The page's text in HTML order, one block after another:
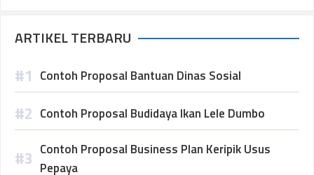
ARTIKEL TERBARU
Contoh Proposal Bantuan Dinas Sosial
Contoh Proposal Budidaya Ikan Lele Dumbo
Contoh Proposal Business Plan Keripik Usus
Pepaya